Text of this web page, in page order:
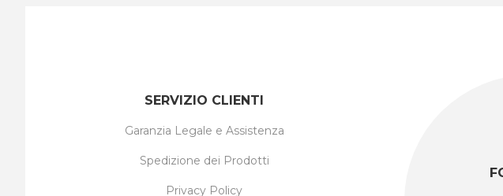
SERVIZIO CLIENTI
Garanzia Legale e Assistenza
Spedizione dei Prodotti
Privacy Policy